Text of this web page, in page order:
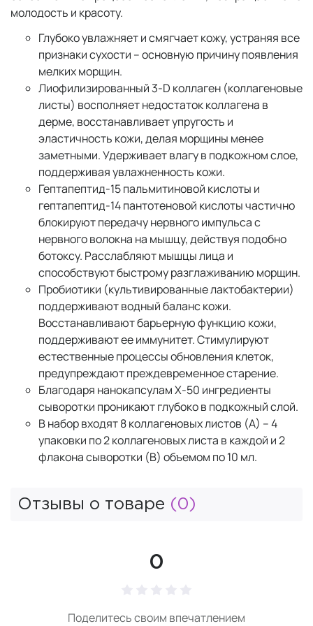
молодость и красоту.
Глубоко увлажняет и смягчает кожу, устраняя все
признаки сухости – основную причину появления
мелких морщин.
Лиофилизированный 3-D коллаген (коллагеновые
листы) восполняет недостаток коллагена в
дерме, восстанавливает упругость и
эластичность кожи, делая морщины менее
заметными. Удерживает влагу в подкожном слое,
поддерживая увлажненность кожи.
Гептапептид-15 пальмитиновой кислоты и
гептапептид-14 пантотеновой кислоты частично
блокируют передачу нервного импульса с
нервного волокна на мышцу, действуя подобно
ботоксу. Расслабляют мышцы лица и
способствуют быстрому разглаживанию морщин.
Пробиотики (культивированные лактобактерии)
поддерживают водный баланс кожи.
Восстанавливают барьерную функцию кожи,
поддерживают ее иммунитет. Стимулируют
естественные процессы обновления клеток,
предупреждают преждевременное старение.
Благодаря нанокапсулам X-50 ингредиенты
сыворотки проникают глубоко в подкожный слой.
В набор входят 8 коллагеновых листов (А) – 4
упаковки по 2 коллагеновых листа в каждой и 2
флакона сыворотки (B) объемом по 10 мл.
Отзывы о товаре (0)
0
Поделитесь своим впечатлением